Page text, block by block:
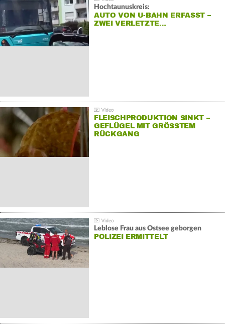
Hochtaunuskreis:
AUTO VON U-BAHN ERFASST –
ZWEI VERLETZTE…
FLEISCHPRODUKTION SINKT –
GEFLÜGEL MIT GRÖSSTEM R
ÜCKGANG
Leblose Frau aus Ostsee geborgen
POLIZEI ERMITTELT